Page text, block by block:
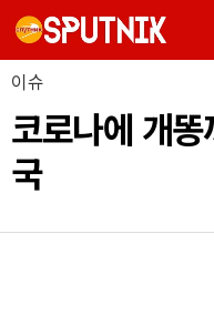
이슈
코로나에 개
국